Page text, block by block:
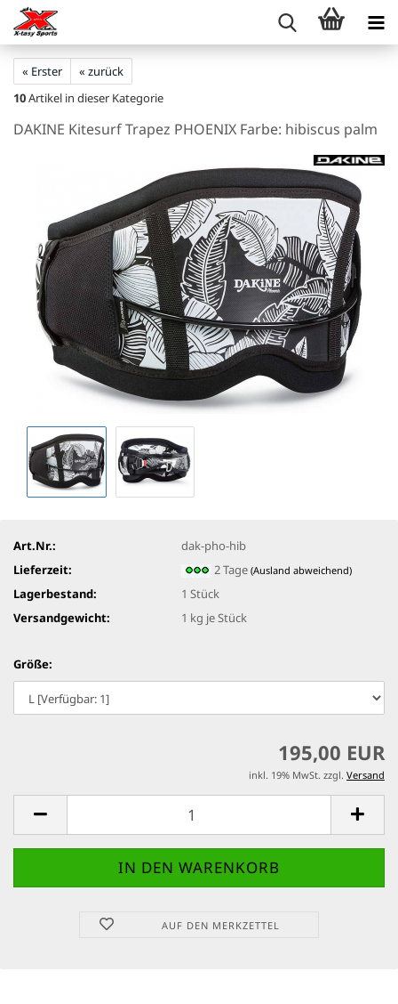
« Erster
« zurück
10Artikel in dieser Kategorie
DAKINE Kitesurf Trapez PHOENIX Farbe: hibiscus palm
Art.Nr.:
dak-pho-hib
Lieferzeit:
2 Tage(Ausland abweichend)
Lagerbestand: 1 Stück
Versandgewicht:
1 kg je Stück
Größe:
195,00 EUR
inkl. 19% MwSt. zzgl. Versand
AUF DEN MERKZETTEL